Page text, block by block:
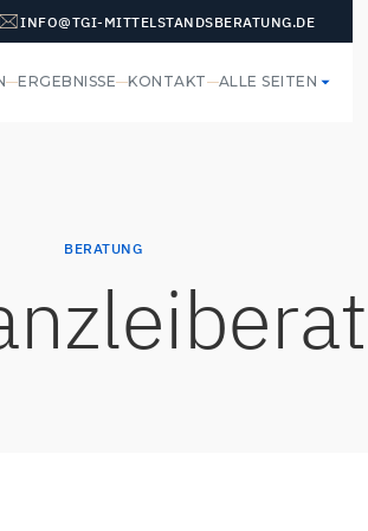
INFO@TGI-MITTELSTANDSBERATUNG.DE
ERGEBNISSE KONTAKT ALLE SEITEN
BERATUNG